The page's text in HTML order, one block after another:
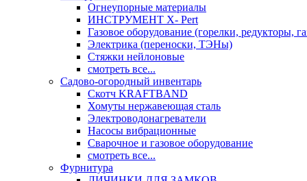
Огнеупорные материалы
ИНСТРУМЕНТ X- Pert
Газовое оборудование (горелки, редукторы,
Электрика (переноски, ТЭНы)
Стяжки нейлоновые
смотреть все...
Садово-огородный инвентарь
Скотч KRAFTBAND
Хомуты нержавеющая сталь
Электроводонагреватели
Насосы вибрационные
Сварочное и газовое оборудование
смотреть все...
Фурнитура